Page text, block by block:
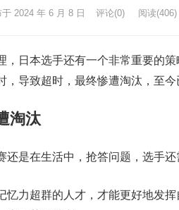
2024 年 6 月 8 日 评论(0) 阅读(406)
，日本选手还有一个非常重要的
，导致超时，最终惨遭淘汰，至今
淘汰
还是在生活中，抢答问题，选手还
忆力超群的人才，才能更好地发